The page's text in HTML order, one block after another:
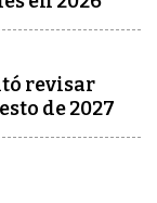
revisar
de 2027